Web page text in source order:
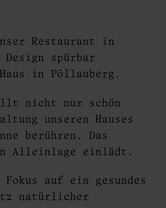
Restaurant in
Design spürbar
in Pöllauberg.
nicht nur schön
unseren Hauses
berühren. Das
in Alleinlage einlädt.
auf ein gesundes
natürlicher